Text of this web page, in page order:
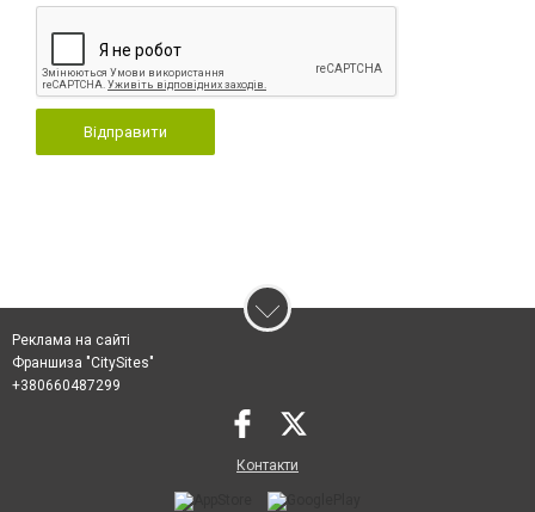
Відправити
Реклама на сайті
Франшиза "CitySites"
+380660487299
Контакти